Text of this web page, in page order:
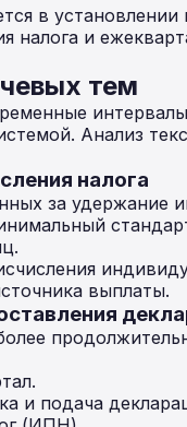
в установлении
налога и
тем
Анализ
налога
за удержание
выплаты.
и подача